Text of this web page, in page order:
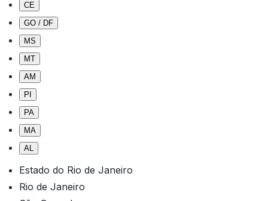
CE
GO / DF
MS
MT
AM
PI
PA
MA
AL
Estado do Rio de Janeiro
Rio de Janeiro